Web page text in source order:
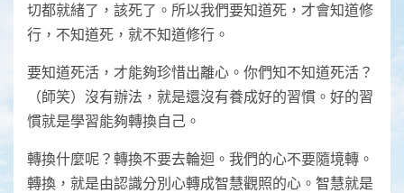
切都就緒了，該死了。所以我們要知道死，才會知道修
行，不知道死，就不知道修行。
要知道死活，才能夠珍惜出離心。你們知不知道死活？
（師笑）沒有辦法，就是還沒有養成好的習慣。好的習
慣就是學習能夠轉換自己。
轉換什麼呢？轉換不要去輪迴。我們的心不要隨境轉。
轉換，就是由認識分別心轉成智慧觀照的心。智慧就是